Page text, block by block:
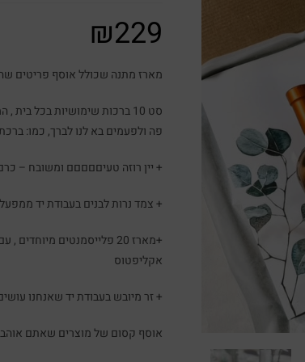
₪229
מארז מתנה שכולל אוסף פריטים
סט 10 ברכות שימושיות בכל
פה ולפעמים בא לנו לברך, כמו:
+ יין רוזה טעיםםםםם ומשובח – כרם בן
+ צמד נרות לבנים בעבודת יד
+מארז 20 פלייסמנטים
אקליפטוס
+ זר מיובש בעבודת יד שאנחנו
אוסף קסום של מוצרים שאתם